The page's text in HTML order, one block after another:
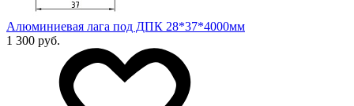
Алюминиевая лага под ДПК 28*37*4000мм
1 300 руб.